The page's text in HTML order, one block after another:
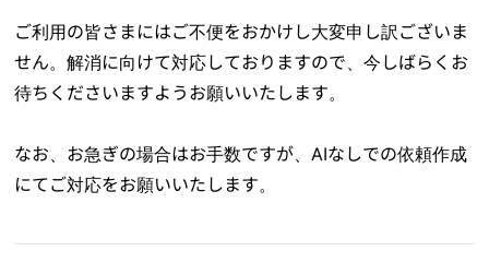
ご利用の皆さまにはご不便をおかけし大変申し訳ございま
せん。解消に向けて対応しておりますので、今しばらくお
待ちくださいますようお願いいたします。
なお、お急ぎの場合はお手数ですが、AIなしでの依頼作成
にてご対応をお願いいたします。